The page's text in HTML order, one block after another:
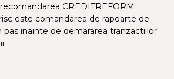
CREDITREFORM
este comandarea de rapoarte de
inainte de demararea tranzactiilor